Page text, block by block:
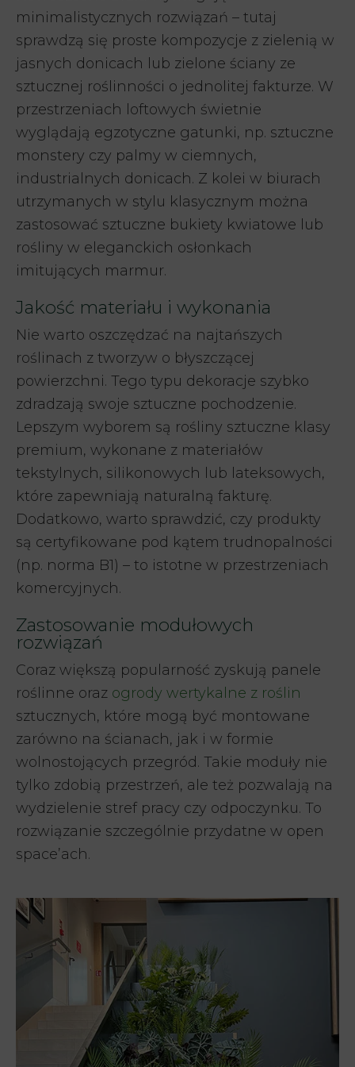
minimalistycznych rozwiązań – tutaj
sprawdzą się proste kompozycje z zielenią w
jasnych donicach lub zielone ściany ze
sztucznej roślinności o jednolitej fakturze. W
przestrzeniach loftowych świetnie
wyglądają egzotyczne gatunki, np. sztuczne
monstery czy palmy w ciemnych,
industrialnych donicach. Z kolei w biurach
utrzymanych w stylu klasycznym można
zastosować sztuczne bukiety kwiatowe lub
rośliny w eleganckich osłonkach
imitujących marmur.
Jakość materiału i wykonania
Nie warto oszczędzać na najtańszych
roślinach z tworzyw o błyszczącej
powierzchni. Tego typu dekoracje szybko
zdradzają swoje sztuczne pochodzenie.
Lepszym wyborem są rośliny sztuczne klasy
premium, wykonane z materiałów
tekstylnych, silikonowych lub lateksowych,
które zapewniają naturalną fakturę.
Dodatkowo, warto sprawdzić, czy produkty
są certyfikowane pod kątem trudnopalności
(np. norma B1) – to istotne w przestrzeniach
komercyjnych.
Zastosowanie modułowych
rozwiązań
Coraz większą popularność zyskują panele
roślinne oraz ogrody wertykalne z roślin
sztucznych, które mogą być montowane
zarówno na ścianach, jak i w formie
wolnostojących przegród. Takie moduły nie
tylko zdobią przestrzeń, ale też pozwalają na
wydzielenie stref pracy czy odpoczynku. To
rozwiązanie szczególnie przydatne w open
space’ach.